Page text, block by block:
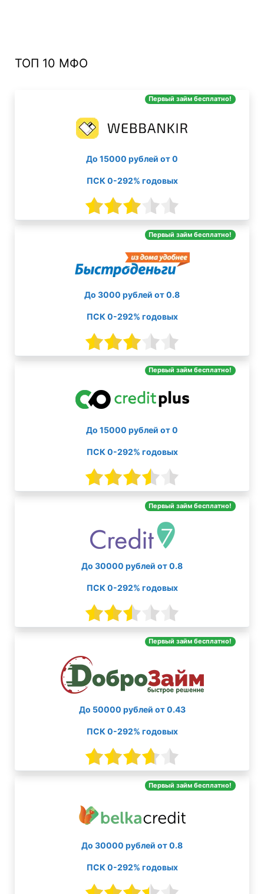
ТОП 10 МФО
Первый займ бесплатно!
До 15000 рублей от 0
ПСК 0-292% годовых
Первый займ бесплатно!
До 3000 рублей от 0.8
ПСК 0-292% годовых
Первый займ бесплатно!
До 15000 рублей от 0
ПСК 0-292% годовых
Первый займ бесплатно!
До 30000 рублей от 0.8
ПСК 0-292% годовых
Первый займ бесплатно!
До 50000 рублей от 0.43
ПСК 0-292% годовых
Первый займ бесплатно!
До 30000 рублей от 0.8
ПСК 0-292% годовых